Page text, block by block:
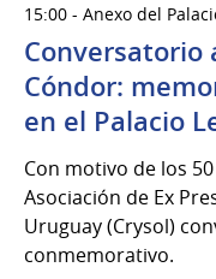
de
Oct
del
2025
15:00 - Anexo del
Conversatorio
Cóndor:
en el Palacio
Con motivo de los
Asociación de Ex
Uruguay (Crysol)
conmemorativo.